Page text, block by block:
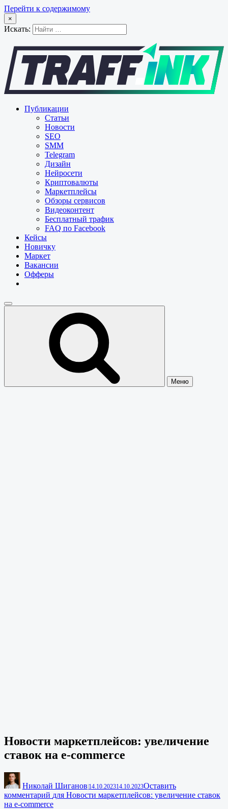
Перейти к содержимому
×
Искать:
Публикации
Статьи
Новости
SEO
SMM
Telegram
Дизайн
Нейросети
Криптовалюты
Маркетплейсы
Обзоры сервисов
Видеоконтент
Бесплатный трафик
FAQ по Facebook
Кейсы
Новичку
Маркет
Вакансии
Офферы
Меню
Новости маркетплейсов: увеличение
ставок на e-commerce
Николай Шиганов|14.10.202314.10.2023Оставить
комментарий для Новости маркетплейсов: увеличение ставок
на e-commerce